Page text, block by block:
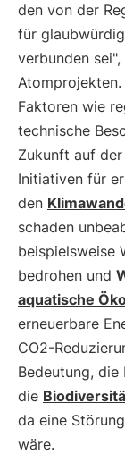
den von der
für
verbunden
Faktoren wie
technische
Zukunft auf der
Initiativen für
den
schaden
beispielsweise
bedrohen und
aquatische
erneuerbare
CO2-
Bedeutung,
die
da eine
wäre.